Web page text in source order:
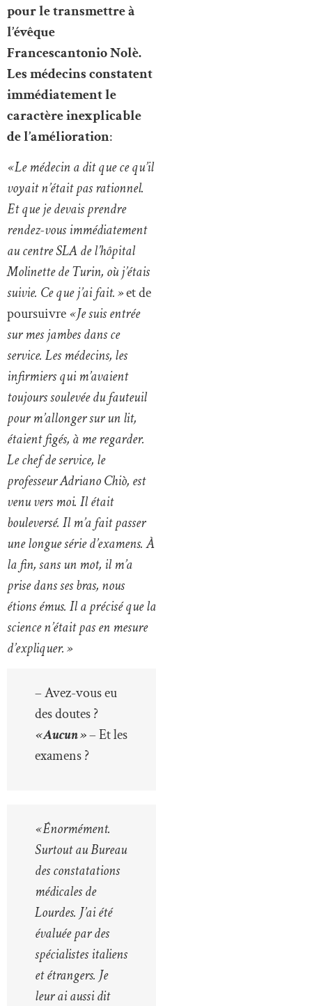
pour le transmettre à
l’évêque
Francescantonio Nolè.
Les médecins constatent
immédiatement le
caractère inexplicable
de l’amélioration:
« Le médecin a dit que ce qu’il
voyait n’était pas rationnel.
Et que je devais prendre
rendez-vous immédiatement
au centre SLA de l’hôpital
Molinette de Turin, où j’étais
suivie. Ce que j’ai fait. »et de
poursuivre« Je suis entrée
sur mes jambes dans ce
service. Les médecins, les
infirmiers qui m’avaient
toujours soulevée du fauteuil
pour m’allonger sur un lit,
étaient figés, à me regarder.
Le chef de service, le
professeur Adriano Chiò, est
venu vers moi. Il était
bouleversé. Il m’a fait passer
une longue série d’examens. À
la fin, sans un mot, il m’a
prise dans ses bras, nous
étions émus. Il a précisé que la
science n’était pas en mesure
d’expliquer. »
– Avez-vous eu
des doutes ?
« Aucun »– Et les
examens ?
« Énormément.
Surtout au Bureau
des constatations
médicales de
Lourdes. J’ai été
évaluée par des
spécialistes italiens
et étrangers. Je
leur ai aussi dit